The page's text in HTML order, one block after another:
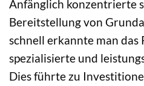
Anfänglich konzentrierte
Bereitstellung von
schnell erkannte man das
spezialisierte und
Dies führte zu